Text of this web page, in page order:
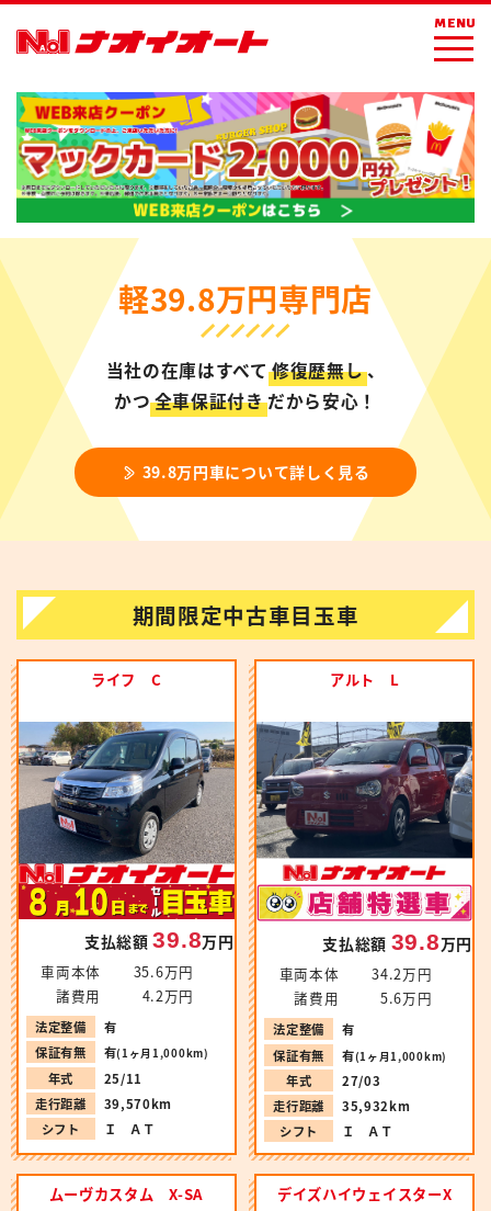
MENU
軽39.8万円専門店
当社の在庫はすべて 修復歴無し、
かつ全車保証付きだから安心！
39.8万円車について詳しく見る
期間限定中古車目玉車
ライフ C
支払総額39.8万円
車両本体
35.6万円
諸費用
4.2万円
法定整備
有
保証有無
有(1ヶ月1,000km)
年式
25/11
走行距離
39,570km
シフト
Ｉ ＡＴ
アルト L
支払総額 39.8万円
車両本体
34.2万円
諸費用
5.6万円
法定整備
有
保証有無
有(1ヶ月1,000km)
年式
27/03
走行距離
35,932km
シフト
Ｉ ＡＴ
ムーヴカスタム X-SA デイズハイウェイスターX